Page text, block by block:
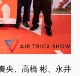
央、高橋 彬、永井